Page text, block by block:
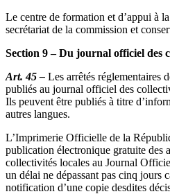
Le centre de formation et d’appui à
secrétariat de la commission et
Section 9 – Du journal officiel des
Art. 45 – Les arrêtés réglementaires
publiés au journal officiel des
Ils peuvent être publiés à titre
autres langues.
L’Imprimerie Officielle de la
publication électronique gratuite des
collectivités locales au Journal
un délai ne dépassant pas cinq jours
notification d’une copie desdites